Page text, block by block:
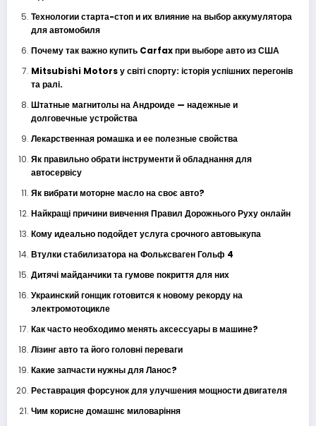
Технологии старта-стоп и их влияние на выбор аккумулятора
для автомобиля
Почему так важно купить Carfax при выборе авто из США
Mitsubishi Motors у світі спорту: історія успішних перегонів
та ралі.
Штатные магнитолы на Андроиде — надежные и
долговечные устройства
Лекарственная ромашка и ее полезные свойства
Як правильно обрати інструменти й обладнання для
автосервісу
Як вибрати моторне масло на своє авто?
Найкращі причини вивчення Правил Дорожнього Руху онлайн
Кому идеально подойдет услуга срочного автовыкупа
Втулки стабилизатора на Фольксваген Гольф 4
Дитячі майданчики та гумове покриття для них
Украинский гонщик готовится к новому рекорду на
электромотоцикле
Как часто необходимо менять аксессуары в машине?
Лізинг авто та його головні переваги
Какие запчасти нужны для Ланос?
Реставрация форсунок для улучшения мощности двигателя
Чим корисне домашнє миловаріння